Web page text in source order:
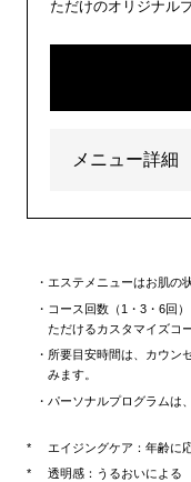
ただけのオリジナル
メニュー詳細
エステメニューはお肌の
コース回数（1・3・6回
ただけるカスタマイズコ
所要目安時間は、カウン
みます。
パーソナルプログラムは
エイジングケア：年齢に
透明感：うるおいによる